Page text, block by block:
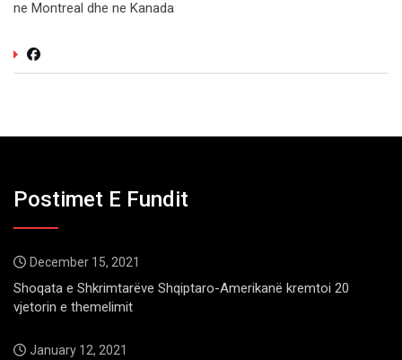
ne Montreal dhe ne Kanada
Postimet E Fundit
December 15, 2021
Shoqata e Shkrimtarëve Shqiptaro-Amerikanë kremtoi 20
vjetorin e themelimit
January 12, 2021